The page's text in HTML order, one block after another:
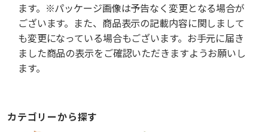
ます。※パッケージ画像は予告なく変更となる場合が
ございます。また、商品表示の記載内容に関しまして
も変更になっている場合もございます。お手元に届き
ました商品の表示をご確認いただきますようお願いし
ます。
カテゴリーから探す